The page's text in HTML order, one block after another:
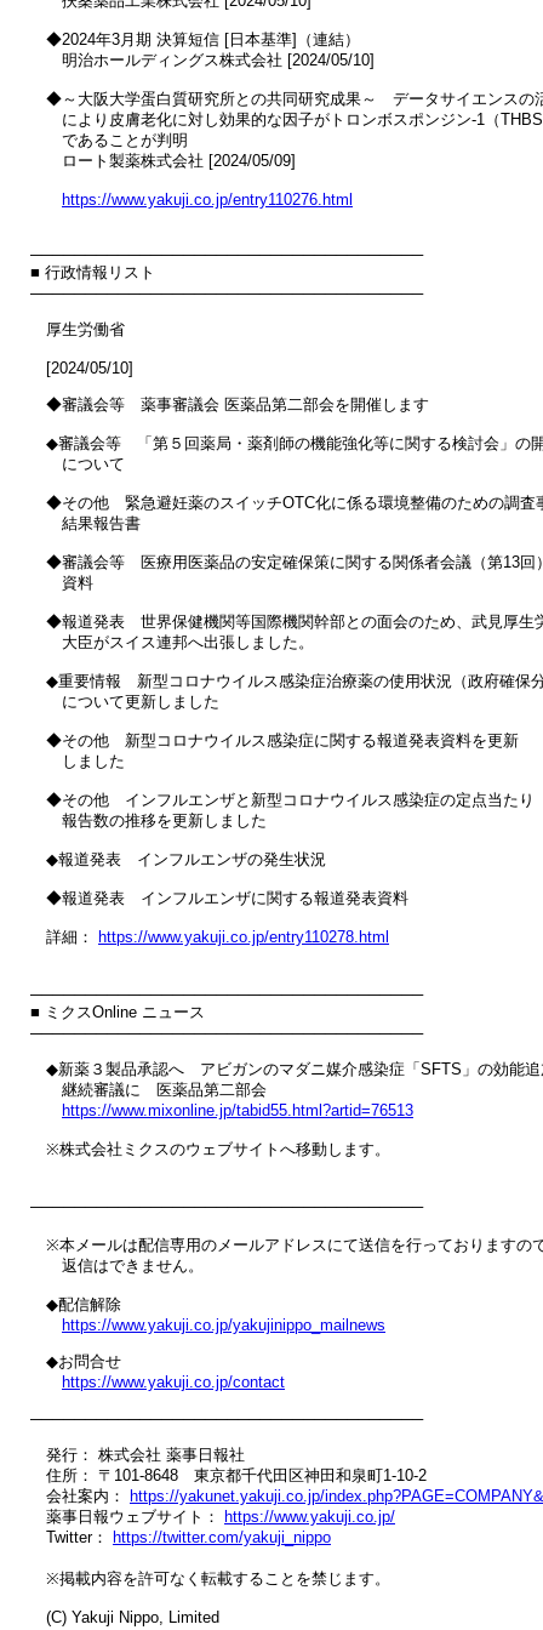
◆2024年3月期 決算短信 [日本基準]（連結）
明治ホールディングス株式会社 [2024/05/10]
◆～大阪大学蛋白質研究所との共同研究成果～　データサイエンスの
により皮膚老化に対し効果的な因子がトロンボスポンジン‐1（
であることが判明
ロート製薬株式会社 [2024/05/09]
https://www.yakuji.co.jp/entry110276.html
────────────────────────────────────
■ 行政情報リスト
────────────────────────────────────
厚生労働省
[2024/05/10]
◆審議会等　薬事審議会 医薬品第二部会を開催します
◆審議会等　「第５回薬局・薬剤師の機能強化等に関する検討会」の
について
◆その他　緊急避妊薬のスイッチOTC化に係る環境整備のための調査
結果報告書
◆審議会等　医療用医薬品の安定確保策に関する関係者会議（第13回
資料
◆報道発表　世界保健機関等国際機関幹部との面会のため、武見厚生
大臣がスイス連邦へ出張しました。
◆重要情報　新型コロナウイルス感染症治療薬の使用状況（政府確保
について更新しました
◆その他　新型コロナウイルス感染症に関する報道発表資料を更新
しました
◆その他　インフルエンザと新型コロナウイルス感染症の定点当たり
報告数の推移を更新しました
◆報道発表　インフルエンザの発生状況
◆報道発表　インフルエンザに関する報道発表資料
詳細： https://www.yakuji.co.jp/entry110278.html
────────────────────────────────────
■ ミクスOnline ニュース
────────────────────────────────────
◆新薬３製品承認へ　アビガンのマダニ媒介感染症「SFTS」の効能
継続審議に　医薬品第二部会
https://www.mixonline.jp/tabid55.html?artid=76513
※株式会社ミクスのウェブサイトへ移動します。
────────────────────────────────────
※本メールは配信専用のメールアドレスにて送信を行っておりますの
返信はできません。
◆配信解除
https://www.yakuji.co.jp/yakujinippo_mailnews
◆お問合せ
https://www.yakuji.co.jp/contact
────────────────────────────────────
発行： 株式会社 薬事日報社
住所： 〒101-8648　東京都千代田区神田和泉町1-10-2
会社案内：
https://yakunet.yakuji.co.jp/
薬事日報ウェブサイト：
https://www.yakuji.co.jp/
Twitter：
https://twitter.com/yakuji_nippo
※掲載内容を許可なく転載することを禁じます。
(C) Yakuji Nippo, Limited